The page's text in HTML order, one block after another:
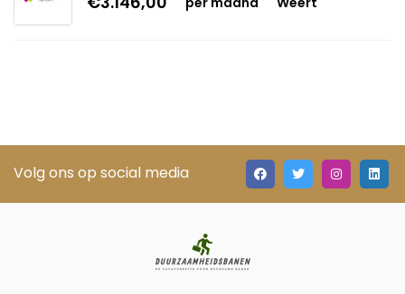
Volg ons op social media